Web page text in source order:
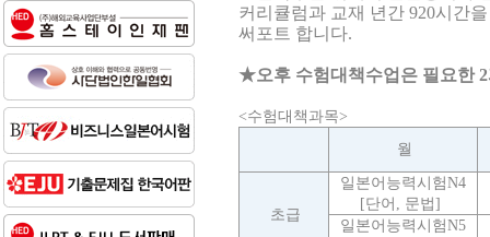
커리큘럼과 교재 년간 920시간
써포트 합니다.
★오후 수험대책수업은 필요한
<수험대책과목>
월
초급
일본어능력시험N4
[단어, 문법]
일본어능력시험N5